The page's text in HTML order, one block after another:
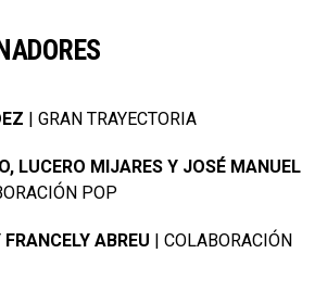
| GRAN TRAYECTORIA
LUCERO MIJARES Y JOSÉ MANUEL
POP
ABREU | COLABORACIÓN